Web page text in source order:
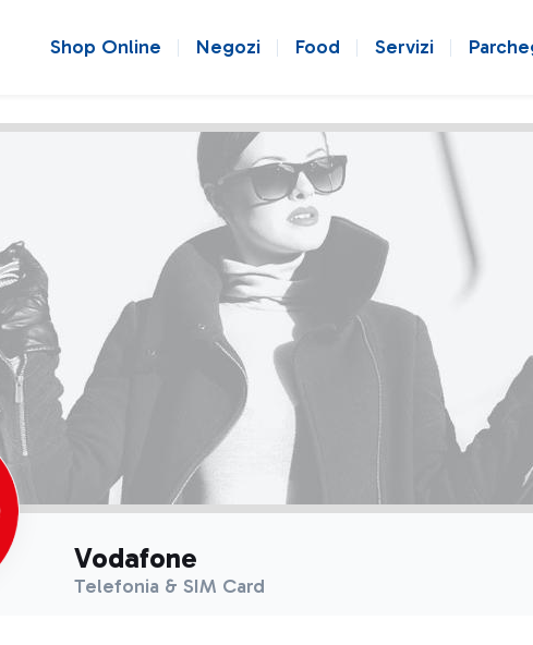
Shop Online Negozi Food Servizi
Vodafone
Telefonia & SIM Card